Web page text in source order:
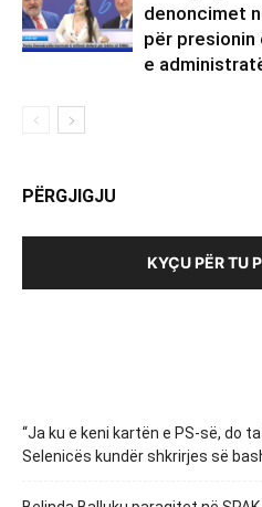
denoncimet
për presionin
e
PËRGJIGJU
KYÇU PËR TU
“Ja ku e keni kartën e PS-së, do
Selenicës kundër shkrirjes së